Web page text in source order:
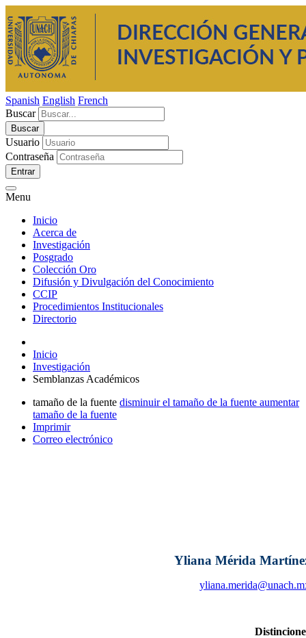
Spanish English French
Buscar
Usuario
Contraseña
Entrar
Menu
Inicio
Acerca de
Investigación
Posgrado
Colección Oro
Difusión y Divulgación del Conocimiento
CCIP
Procedimientos Institucionales
Directorio
Inicio
Investigación
Semblanzas Académicos
tamaño de la fuente disminuir el tamaño de la fuente aumentar
tamaño de la fuente
Imprimir
Correo electrónico
Yliana Mérida